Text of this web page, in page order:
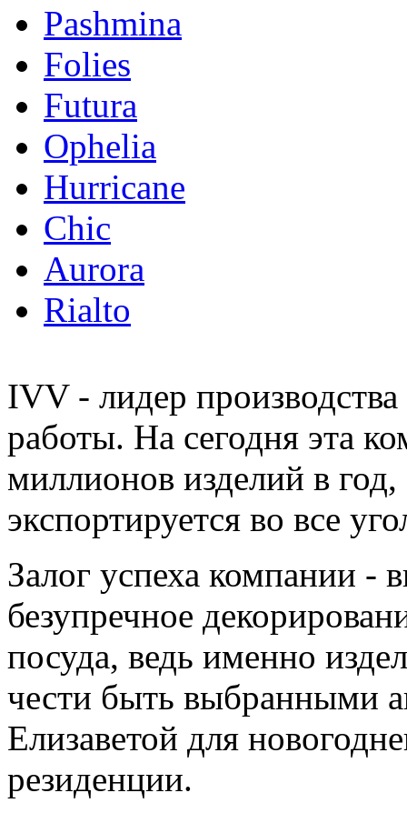
Pashmina
Folies
Futura
Ophelia
Hurricane
Chic
Aurora
Rialto
IVV - лидер производства
работы. На сегодня эта
миллионов изделий в
экспортируется во все
Залог успеха компании -
безупречное
посуда, ведь именно
чести быть выбранными
Елизаветой для
резиденции.